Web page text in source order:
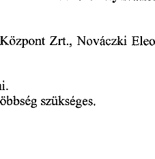
Központ Zrt., Nováczki
szükséges.